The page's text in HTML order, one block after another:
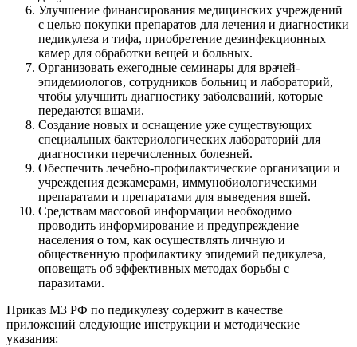
Улучшение финансирования медицинских учреждений
с целью покупки препаратов для лечения и диагностики
педикулеза и тифа, приобретение дезинфекционных
камер для обработки вещей и больных.
Организовать ежегодные семинары для врачей-
эпидемиологов, сотрудников больниц и лабораторий,
чтобы улучшить диагностику заболеваний, которые
передаются вшами.
Создание новых и оснащение уже существующих
специальных бактериологических лабораторий для
диагностики перечисленных болезней.
Обеспечить лечебно-профилактические организации и
учреждения дезкамерами, иммунобиологическими
препаратами и препаратами для выведения вшей.
Средствам массовой информации необходимо
проводить информирование и предупреждение
населения о том, как осуществлять личную и
общественную профилактику эпидемий педикулеза,
оповещать об эффективных методах борьбы с
паразитами.
Приказ МЗ РФ по педикулезу содержит в качестве
приложений следующие инструкции и методические
указания: